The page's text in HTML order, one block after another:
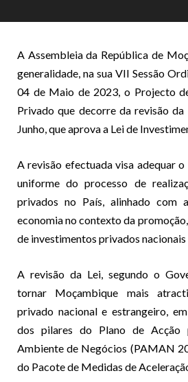
A Assembleia da República de
generalidade, na sua VII Sessão
04 de Maio de 2023, o Projecto
Privado que decorre da revisão da
Junho, que aprova a Lei de
A revisão efectuada visa adequar
uniforme do processo de
privados no País, alinhado com
economia no contexto da
de investimentos privados
A revisão da Lei, segundo o
tornar Moçambique mais
privado nacional e estrangeiro,
dos pilares do Plano de
Ambiente de Negócios (PAMAN
do Pacote de Medidas de